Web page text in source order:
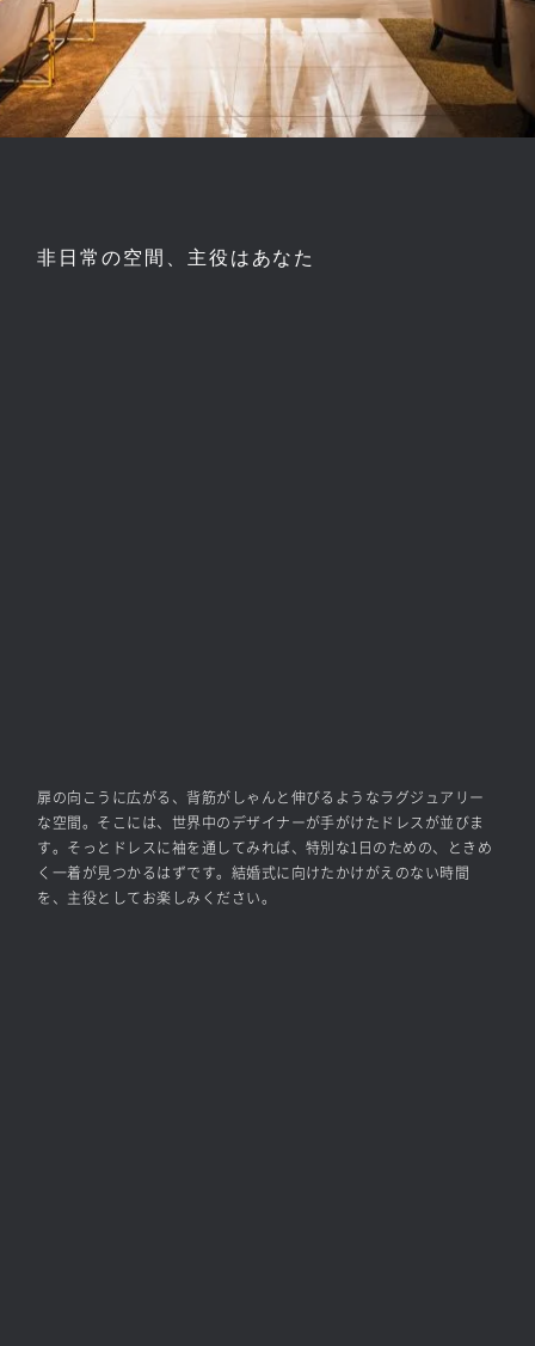
非日常の空間、主役はあなた
扉の向こうに広がる、背筋がしゃんと伸びるようなラグジュアリー
な空間。そこには、世界中のデザイナーが手がけたドレスが並びま
す。そっとドレスに袖を通してみれば、特別な1日のための、ときめ
く一着が見つかるはずです。結婚式に向けたかけがえのない時間
を、主役としてお楽しみください。